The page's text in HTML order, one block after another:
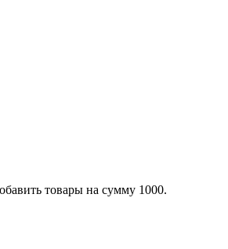
товары на сумму 1000.